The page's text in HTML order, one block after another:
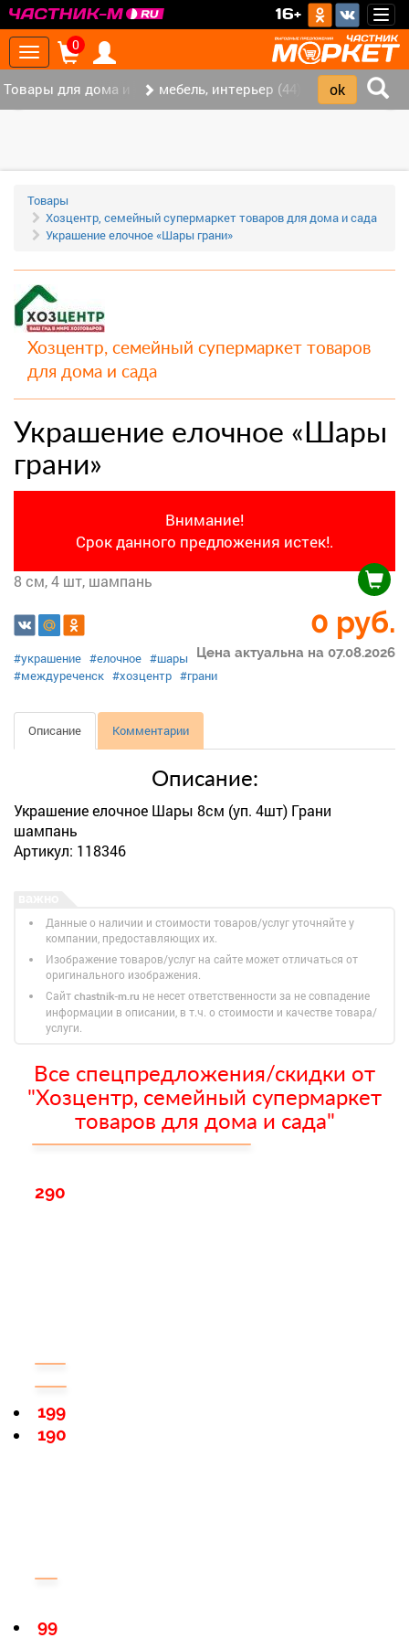
16+
Toggle
navigation
0
Товары для дома и офиса (117)мебель, интерьер (44)
Товары
Хозцентр, семейный супермаркет товаров для дома и сада
Украшение елочное «Шары грани»
Хозцентр, семейный супермаркет товаров
для дома и сада
Украшение елочное «Шары
грани»
Внимание!
Срок данного предложения истек!.
8 см, 4 шт, шампань
0 руб.
Цена актуальна на 07.08.2026
#украшение #елочное #шары
#междуреченск #хозцентр #грани
Описание Комментарии
Описание:
Украшение елочное Шары 8см (уп. 4шт) Грани
шампань
Артикул: 118346
Данные о наличии и стоимости товаров/услуг уточняйте у
компании, предоставляющих их.
Изображение товаров/услуг на сайте может отличаться от
оригинального изображения.
Сайт chastnik-m.ru не несет ответственности за не совпадение
информации в описании, в т.ч. о стоимости и качестве товара/
услуги.
Все спецпредложения/скидки от
"Хозцентр, семейный супермаркет
товаров для дома и сада"
290
190
199
99
‹ ›